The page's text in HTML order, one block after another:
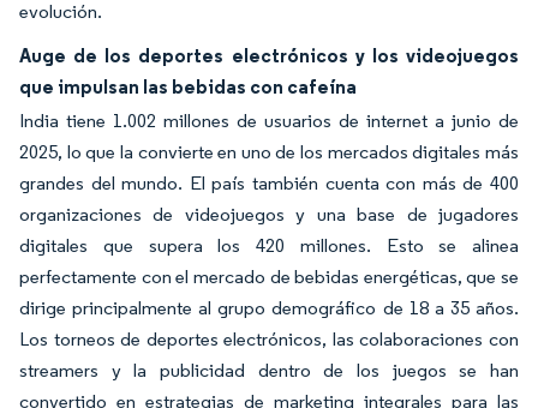
evolución.
Auge de los deportes electrónicos y los videojuegos
que impulsan las bebidas con cafeína
India tiene 1.002 millones de usuarios de internet a junio de
2025, lo que la convierte en uno de los mercados digitales más
grandes del mundo. El país también cuenta con más de 400
organizaciones de videojuegos y una base de jugadores
digitales que supera los 420 millones. Esto se alinea
perfectamente con el mercado de bebidas energéticas, que se
dirige principalmente al grupo demográfico de 18 a 35 años.
Los torneos de deportes electrónicos, las colaboraciones con
streamers y la publicidad dentro de los juegos se han
convertido en estrategias de marketing integrales para las